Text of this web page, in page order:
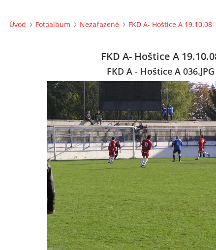
Úvod Fotoalbum Nezařazené FKD A- Hoštice A 19.10.08
FKD A- Hoštice A
FKD A - Hoštice A 036.JPG